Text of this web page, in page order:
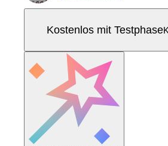
Kostenlos mit Testphase